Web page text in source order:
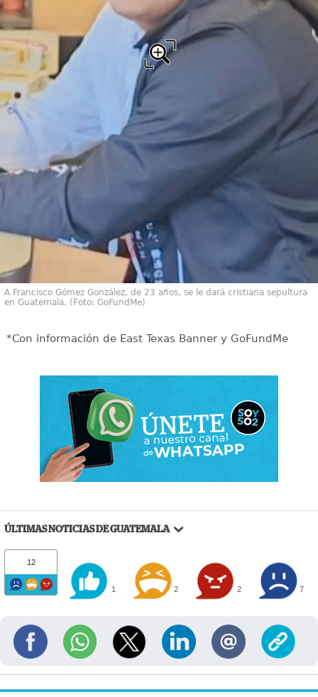
A Francisco Gómez González, de 23 años, se le dará cristiana sepultura
en Guatemala. (Foto: GoFundMe)
*Con información de East Texas Banner y GoFundMe
ÚLTIMAS NOTICIAS DE GUATEMALA
12
1 2 2 7